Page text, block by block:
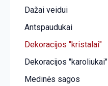
Dažai veidui
Antspaudukai
Dekoracijos "kristalai"
Dekoracijos "karoliukai"
Medinės sagos